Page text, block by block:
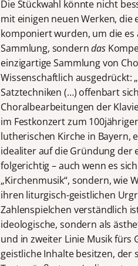
Die Stückwahl könnte nicht
mit einigen neuen Werken, die
komponiert wurden, um die es
Sammlung, sonderndas
einzigartige Sammlung von
Wissenschaftlich ausgedrückt:
Satztechniken (…) offenbart
Choralbearbeitungen der
im Festkonzert zum
lutherischen Kirche in Bayern,
idealiter auf die Gründung der
folgerichtig – auch wenn es
„Kirchenmusik“, sondern, wie
ihren liturgisch-geistlichen
Zahlenspielchen verständlich
ideologische, sondern als
und in zweiter Linie Musik fürs
geistliche Inhalte besitzen,